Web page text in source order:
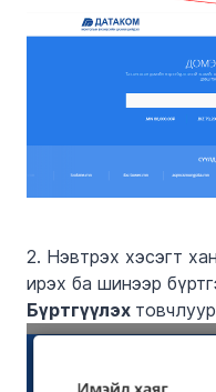
2. Нэвтрэх хэсэгт
ирэх ба шинээр
Бүртгүүлэх